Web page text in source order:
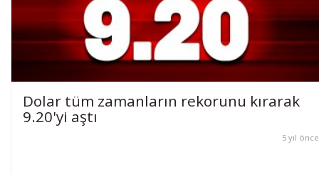
Dolar tüm zamanların rekorunu kırarak
9.20'yi aştı
5 yıl önce